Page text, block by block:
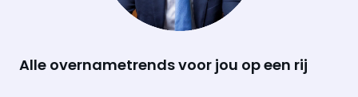
Alle overnametrends voor jou op een rij